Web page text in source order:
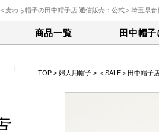
＜麦わら帽子の田中帽子店:通信販売：公式＞埼玉県
商品一覧 田中帽
TOP > 婦人用帽子 > ＜SALE＞田中帽子